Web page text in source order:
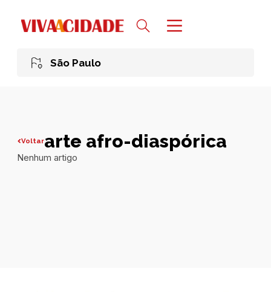
São Paulo
Voltararte afro-diaspórica
Nenhum artigo